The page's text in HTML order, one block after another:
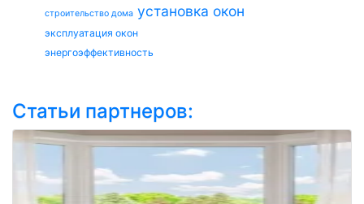
строительство дома установка окон
эксплуатация окон
энергоэффективность
Статьи партнеров: